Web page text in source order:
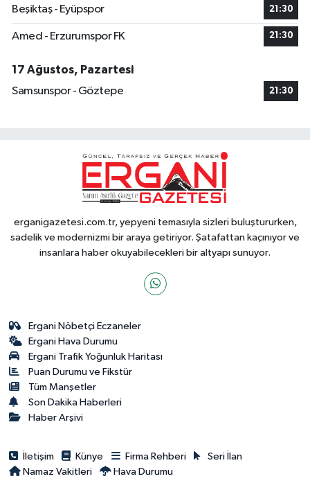
Beşiktaş - Eyüpspor 21:30
Amed - Erzurumspor FK 21:30
17 Ağustos, Pazartesi
Samsunspor - Göztepe
21:30
erganigazetesi.com.tr, yepyeni temasıyla sizleri buluştururken,
sadelik ve modernizmi bir araya getiriyor. Şatafattan kaçınıyor ve
insanlara haber okuyabilecekleri bir altyapı sunuyor.
Ergani Nöbetçi Eczaneler
Ergani Hava Durumu
Ergani Trafik Yoğunluk Haritası
Puan Durumu ve Fikstür
Tüm Manşetler
Son Dakika Haberleri
Haber Arşivi
İletişim Künye Firma Rehberi
Seri İlan
Namaz Vakitleri
Hava Durumu